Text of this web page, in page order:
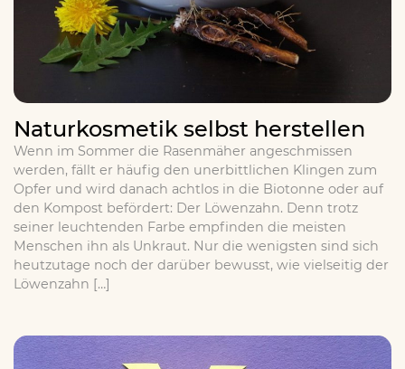
Naturkosmetik selbst herstellen
Wenn im Sommer die Rasenmäher angeschmissen
werden, fällt er häufig den unerbittlichen Klingen zum
Opfer und wird danach achtlos in die Biotonne oder auf
den Kompost befördert: Der Löwenzahn. Denn trotz
seiner leuchtenden Farbe empfinden die meisten
Menschen ihn als Unkraut. Nur die wenigsten sind sich
heutzutage noch der darüber bewusst, wie vielseitig der
Löwenzahn […]